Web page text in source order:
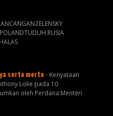
RUSIA
serta merta - Kenyataan
Loke pada 10
oleh Perdana Menteri